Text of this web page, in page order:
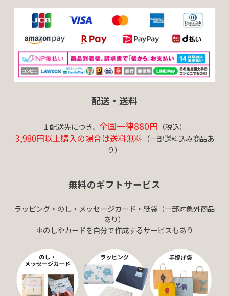
配送・送料
１配送先につき、 全国一律880円 （税込）
3,980円以上購入の場合は送料無料 （一部送料込み商品あ
り）
無料のギフトサービス
ラッピング・のし・メッセージカード・紙袋（一部対象外商品
あり）
＊のしやカードを自分で作成するサービスもあり